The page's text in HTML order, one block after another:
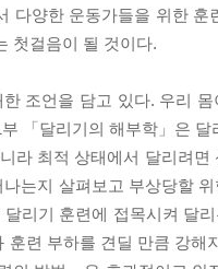
양한 운동가들을 위한 훈
첫걸음이 될 것이다.
조언을 담고 있다. 우리
「달리기의 해부학」은
라 최적 상태에서 달리려
는지 살펴보고 부상당할
리기 훈련에 접목시켜 달
련 부하를 견딜 만큼 강해